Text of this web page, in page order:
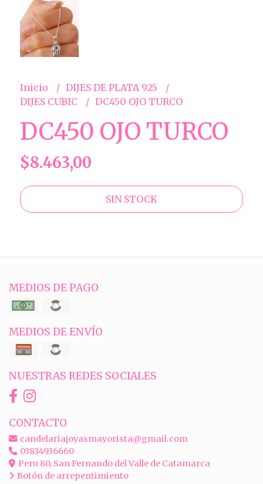
Inicio
DIJES DE PLATA 925
DIJES CUBIC
DC450 OJO TURCO
DC450 OJO TURCO
$8.463,00
SIN STOCK
MEDIOS DE PAGO
MEDIOS DE ENVÍO
NUESTRAS REDES SOCIALES
CONTACTO
candelariajoyasmayorista@gmail.com
03834936660
Peru 80, San Fernando del Valle de Catamarca
Botón de arrepentimiento